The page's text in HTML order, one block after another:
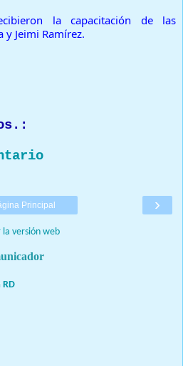
la capacitación de las
y Jeimi Ramírez.
›
Principal
la versión web
RD